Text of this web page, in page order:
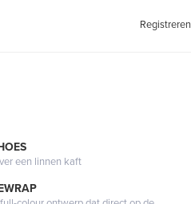
Registreren
een linnen kaft